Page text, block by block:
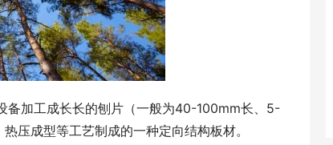
备加工成长长的刨片（一般为40-100mm长、5-
压成型等工艺制成的一种定向结构板材。